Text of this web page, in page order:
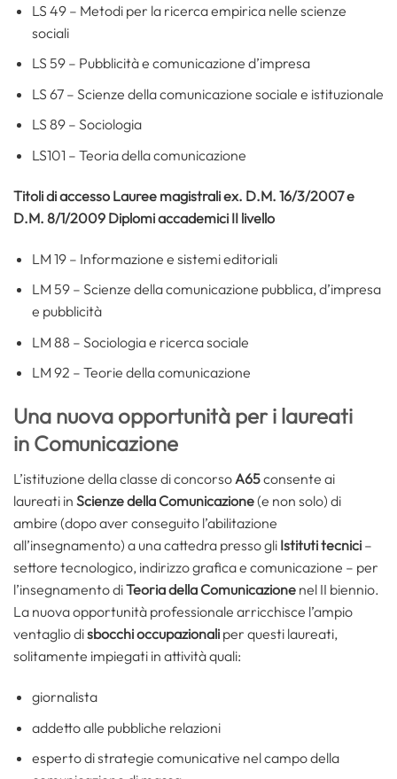
LS 49 – Metodi per la ricerca empirica nelle scienze
sociali
LS 59 – Pubblicità e comunicazione d’impresa
LS 67 – Scienze della comunicazione sociale e istituzionale
LS 89 – Sociologia
LS101 – Teoria della comunicazione
Titoli di accesso Lauree magistrali ex. D.M. 16/3/2007 e
D.M. 8/1/2009 Diplomi accademici II livello
LM 19 – Informazione e sistemi editoriali
LM 59 – Scienze della comunicazione pubblica, d’impresa
e pubblicità
LM 88 – Sociologia e ricerca sociale
LM 92 – Teorie della comunicazione
Una nuova opportunità per i laureati
in Comunicazione
L’istituzione della classe di concorsoA65consente ai
laureati in Scienze della Comunicazione(e non solo) di
ambire (dopo aver conseguito l’abilitazione
all’insegnamento) a una cattedra presso gli Istituti tecnici –
settore tecnologico, indirizzo grafica e comunicazione – per
l’insegnamento diTeoria della Comunicazione nel II biennio.
La nuova opportunità professionale arricchisce l’ampio
ventaglio disbocchi occupazionali per questi laureati,
solitamente impiegati in attività quali:
giornalista
addetto alle pubbliche relazioni
esperto di strategie comunicative nel campo della